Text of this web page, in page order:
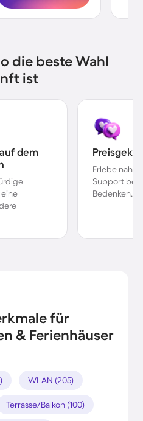
die beste Wahl
ist
dem
Erlebe
Support bei
Bedenken.
für
& Ferienhäuser
WLAN (205)
Terrasse/Balkon (100)